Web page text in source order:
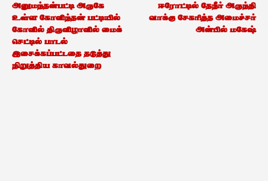
அனுமந்தன்பட்டி அருகே
உள்ள கோவிந்தன் பட்டியில்
கோவில் திருவிழாவில் மைக்
செட்டில் பாடல்
இசைக்கப்பட்டதை தடுத்து
நிறுத்திய காவல்துறை
ஈரோட்டில் தேநீர் அருந்தி
வாக்கு சேகரித்த அமைச்சர்
அன்பில் மகேஷ்